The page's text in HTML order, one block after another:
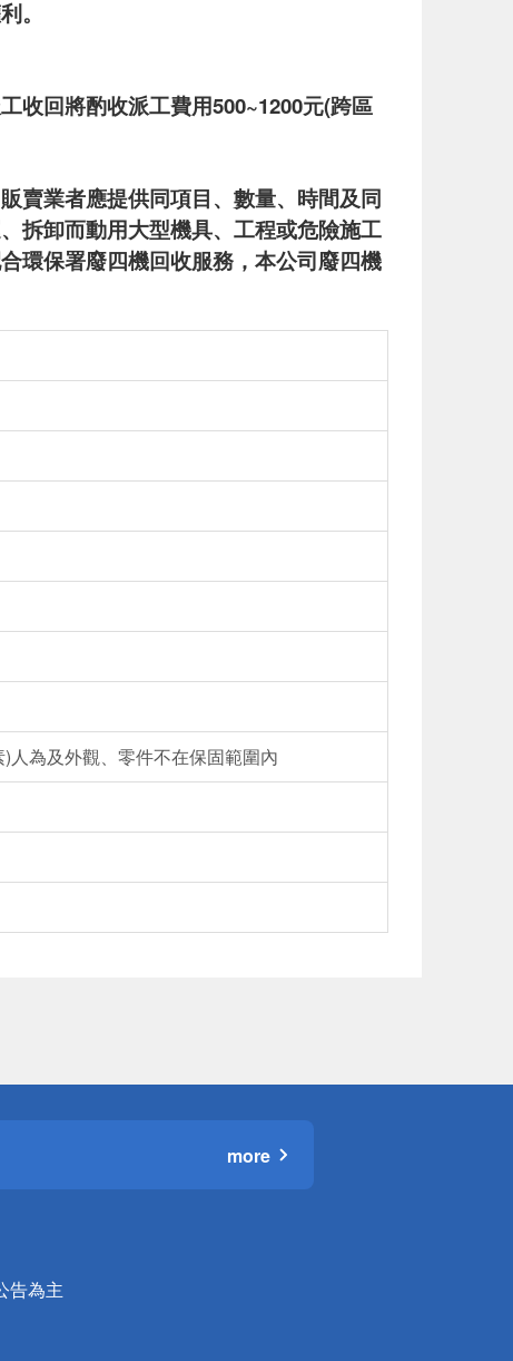
。
收回將酌收派工費用500~1200元(跨區
賣業者應提供同項目、數量、時間及同
拆卸而動用大型機具、工程或危險施工
環保署廢四機回收服務，本公司廢四機
人為及外觀、零件不在保固範圍內
more
告為主